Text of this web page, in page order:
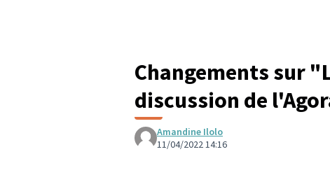
Changements sur
discussion de
Amandine Ilolo
11/04/2022 14:16